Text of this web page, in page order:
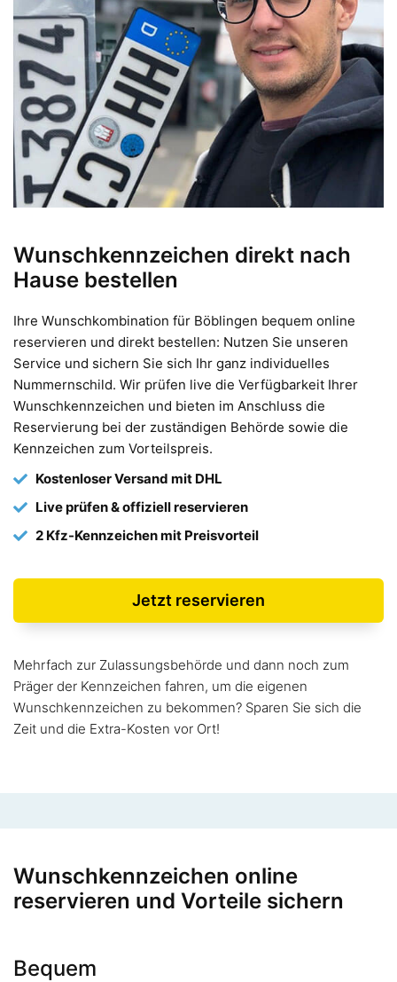
Wunschkennzeichen direkt nach
Hause bestellen
Ihre Wunschkombination für Böblingen bequem online
reservieren und direkt bestellen: Nutzen Sie unseren
Service und sichern Sie sich Ihr ganz individuelles
Nummernschild. Wir prüfen live die Verfügbarkeit Ihrer
Wunschkennzeichen und bieten im Anschluss die
Reservierung bei der zuständigen Behörde sowie die
Kennzeichen zum Vorteilspreis.
Kostenloser Versand mit DHL
Live prüfen & offiziell reservieren
2 Kfz-Kennzeichen mit Preisvorteil
Jetzt reservieren
Mehrfach zur Zulassungsbehörde und dann noch zum
Präger der Kennzeichen fahren, um die eigenen
Wunschkennzeichen zu bekommen? Sparen Sie sich die
Zeit und die Extra-Kosten vor Ort!
Wunschkennzeichen online
reservieren und Vorteile sichern
Bequem